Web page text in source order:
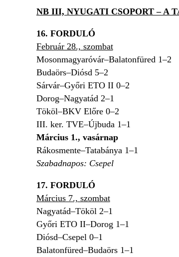
NB III, NYUGATI CSOPORT – A
16. FORDULÓ
Február 28., szombat
Mosonmagyaróvár–Balatonfüred 1–2
Budaörs–Diósd 5–2
Sárvár–Győri ETO II 0–2
Dorog–Nagyatád 2–1
Tököl–BKV Előre 0–2
III. ker. TVE–Újbuda 1–1
Március 1., vasárnap
Rákosmente–Tatabánya 1–1
Szabadnapos: Csepel
17. FORDULÓ
Március 7., szombat
Nagyatád–Tököl 2–1
Győri ETO II–Dorog 1–1
Diósd–Csepel 0–1
Balatonfüred–Budaörs 1–1